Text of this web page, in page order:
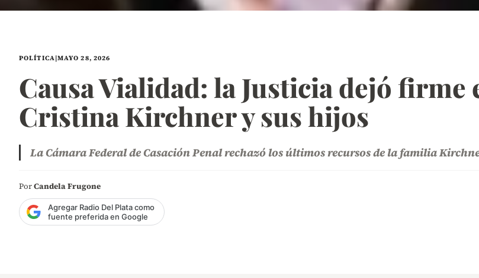
POLÍTICA|MAYO 28, 2026
Causa Vialidad: la Justicia dejó firme
Cristina Kirchner y sus hijos
La Cámara Federal de Casación Penal rechazó los últimos recursos de la familia
PorCandela Frugone
Agregar Radio Del Plata como
fuente preferida en Google